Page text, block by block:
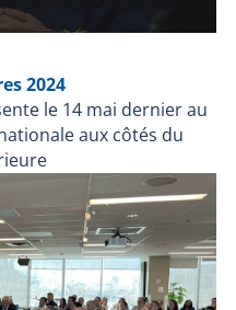
2024
le 14 mai dernier au
aux côtés du